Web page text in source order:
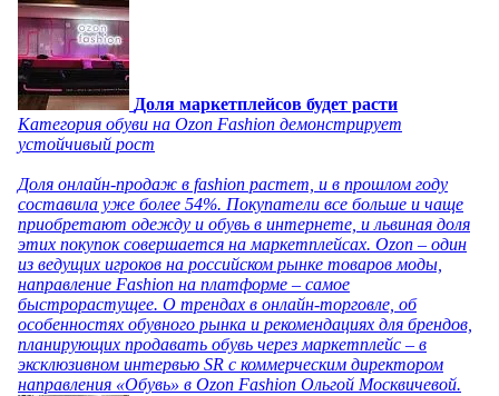
Доля маркетплейсов будет расти
Категория обуви на Ozon Fashion демонстрирует
устойчивый рост
Доля онлайн-продаж в fashion растет, и в прошлом году
составила уже более 54%. Покупатели все больше и чаще
приобретают одежду и обувь в интернете, и львиная доля
этих покупок совершается на маркетплейсах. Ozon – один
из ведущих игроков на российском рынке товаров моды,
направление Fashion на платформе – самое
быстрорастущее. О трендах в онлайн-торговле, об
особенностях обувного рынка и рекомендациях для брендов,
планирующих продавать обувь через маркетплейс – в
эксклюзивном интервью SR с коммерческим директором
направления «Обувь» в Ozon Fashion Ольгой Москвичевой.